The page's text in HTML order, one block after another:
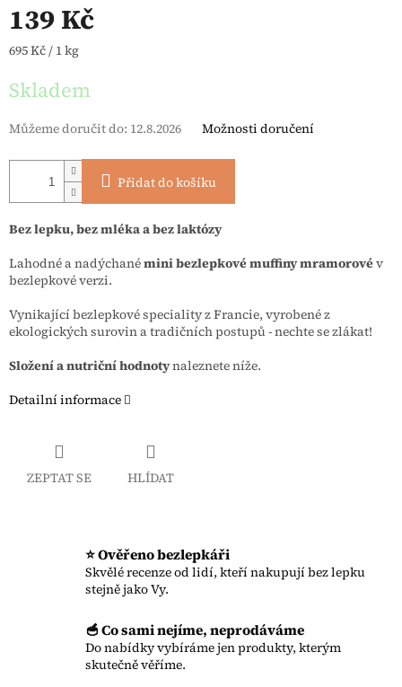
139 Kč
Měrná cena:
695 Kč / 1 kg
Skladem
Můžeme doručit do: 12.8.2026 Možnosti doručení
Přidat do košíku
Bez lepku, bez mléka a bez laktózy
Lahodné a nadýchanémini bezlepkové muffiny mramorovév
bezlepkové verzi.
Vynikající bezlepkové speciality z Francie, vyrobené z
ekologických surovin a tradičních postupů - nechte se zlákat!
Složení a nutriční hodnotynaleznete níže.
Detailní informace
ZEPTAT SE HLÍDAT
⭐ Ověřeno bezlepkáři
Skvělé recenze od lidí, kteří nakupují bez lepku
stejně jako Vy.
🥣 Co sami nejíme, neprodáváme
Do nabídky vybíráme jen produkty, kterým
skutečně věříme.